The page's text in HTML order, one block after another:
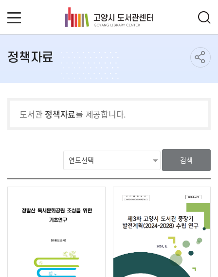
정책자료
도서관 정책자료를 제공합니다.
검색